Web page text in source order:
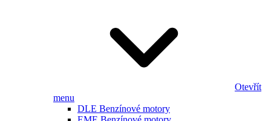
Otevřít
menu
DLE Benzínové motory